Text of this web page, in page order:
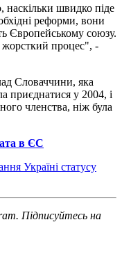
наскільки швидко піде
реформи, вони
Європейському союзу.
жорсткий процес", -
Словаччини, яка
приєднатися у 2004, і
членства, ніж була
в ЄС
Україні статусу
Підписуйтесь на